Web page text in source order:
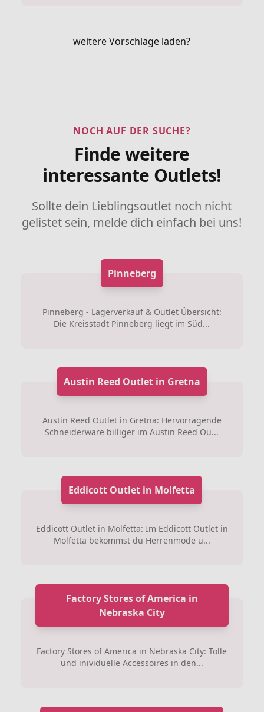
weitere Vorschläge laden?
NOCH AUF DER SUCHE?
Finde weitere
interessante Outlets!
Sollte dein Lieblingsoutlet noch nicht
gelistet sein, melde dich einfach bei uns!
Pinneberg
Pinneberg - Lagerverkauf & Outlet Übersicht:
Die Kreisstadt Pinneberg liegt im Süd...
Austin Reed Outlet in Gretna
Austin Reed Outlet in Gretna: Hervorragende
Schneiderware billiger im Austin Reed Ou...
Eddicott Outlet in Molfetta
Eddicott Outlet in Molfetta: Im Eddicott Outlet in
Molfetta bekommst du Herrenmode u...
Factory Stores of America in
Nebraska City
Factory Stores of America in Nebraska City: Tolle
und inividuelle Accessoires in den...